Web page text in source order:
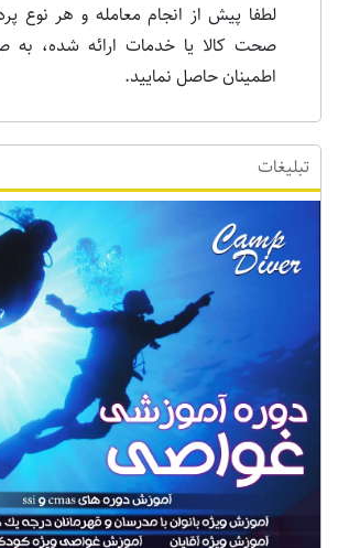
لطفا پیش از انجام معامله و هر نوع
صحت کالا یا خدمات ارائه شده،
اطمینان حاصل نمایید.
تبلیغات